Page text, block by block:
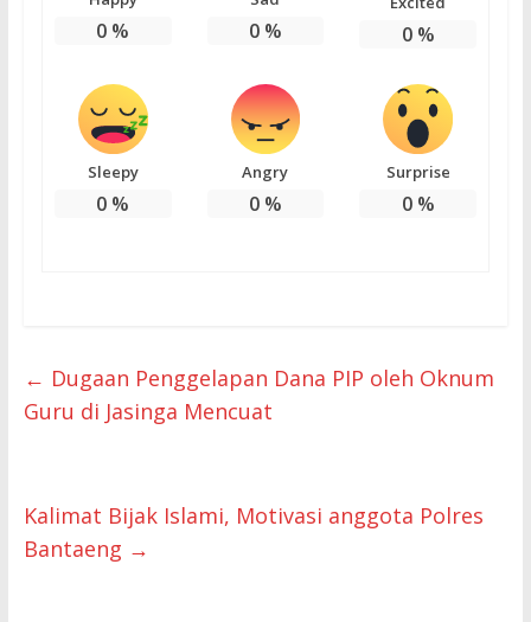
0 % 0% 0%
Sleepy
0 %
Angry
0%
Surprise
0%
← Dugaan Penggelapan Dana PIP oleh Oknum
Guru di Jasinga Mencuat
Kalimat Bijak Islami, Motivasi anggota Polres
Bantaeng →